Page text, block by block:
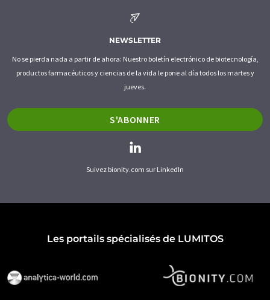
NEWSLETTER
No se pierda nada a partir de ahora: Nuestro boletín electrónico de biotecnología,
productos farmacéuticos y ciencias de la vida le pone al día todos los martes y
jueves.
S'ABONNER
Suivez bionity.com sur LinkedIn
Les portails spécialisés de LUMITOS